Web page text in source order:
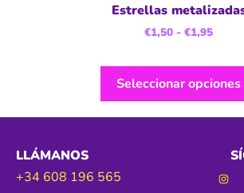
Estrellas
€1,50 - €1,95
Seleccionar opciones
LLÁMANOS
+34 608 196 565